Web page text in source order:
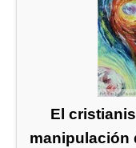
El
manipulación